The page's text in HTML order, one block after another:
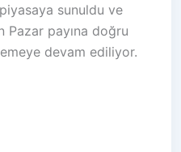
sunuldu ve
Pazar payına doğru
devam ediliyor.